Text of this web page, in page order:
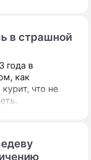
2019 года.
в страшной
года в
как
что не